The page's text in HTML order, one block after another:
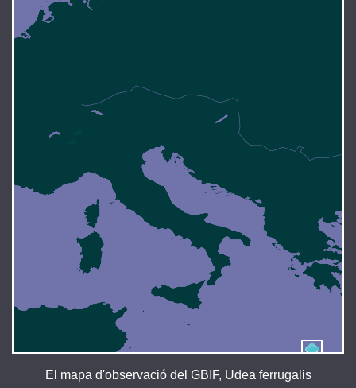
El mapa d'observació del GBIF, Udea ferrugalis